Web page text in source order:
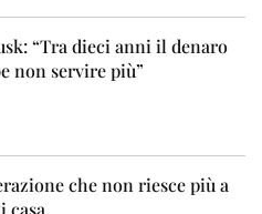
“Tra dieci anni il denaro
non servire più”
che non riesce più a
casa